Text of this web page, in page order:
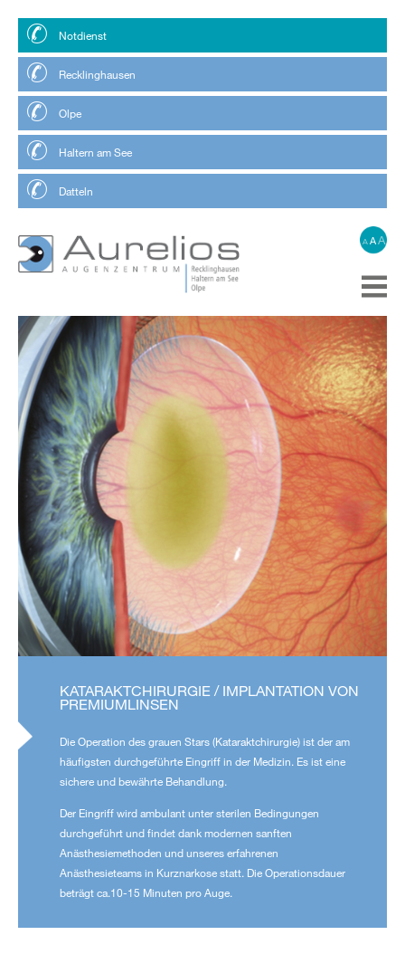
Notdienst
Recklinghausen
Olpe
Haltern am See
Datteln
A AA
KATARAKTCHIRURGIE / IMPLANTATION VON
PREMIUMLINSEN
Die Operation des grauen Stars (Kataraktchirurgie) ist der am
häufigsten durchgeführte Eingriff in der Medizin. Es ist eine
sichere und bewährte Behandlung.
Der Eingriff wird ambulant unter sterilen Bedingungen
durchgeführt und findet dank modernen sanften
Anästhesiemethoden und unseres erfahrenen
Anästhesieteams in Kurznarkose statt. Die Operationsdauer
beträgt ca.10-15 Minuten pro Auge.